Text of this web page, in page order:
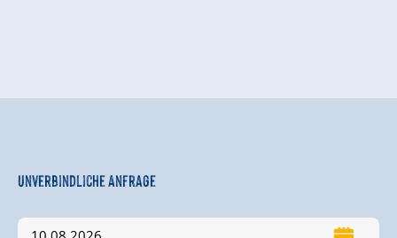
Unverbindliche Anfrage